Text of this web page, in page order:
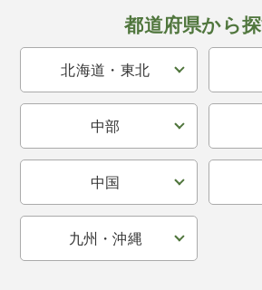
都道府県から
北海道・東北
中部
中国
九州・沖縄